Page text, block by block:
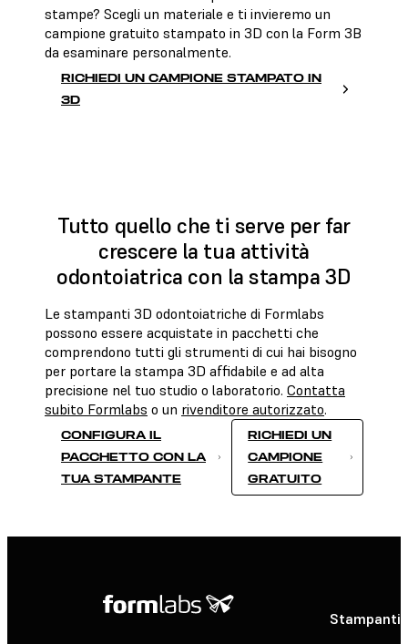
stampe? Scegli un materiale e ti invieremo un
campione gratuito stampato in 3D con la Form 3B
da esaminare personalmente.
RICHIEDI UN CAMPIONE STAMPATO IN
3D
Tutto quello che ti serve per far
crescere la tua attività
odontoiatrica con la stampa 3D
Le stampanti 3D odontoiatriche di Formlabs
possono essere acquistate in pacchetti che
comprendono tutti gli strumenti di cui hai bisogno
per portare la stampa 3D affidabile e ad alta
precisione nel tuo studio o laboratorio. Contatta
subito Formlabs o un rivenditore autorizzato.
CONFIGURA IL
PACCHETTO CON LA
TUA STAMPANTE
RICHIEDI UN
CAMPIONE
GRATUITO
Stampanti